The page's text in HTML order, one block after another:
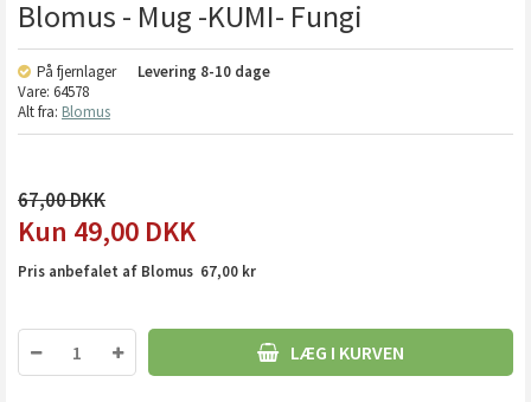
Blomus - Mug -KUMI- Fungi
På fjernlager Levering 8-10 dage
Vare: 64578
Alt fra: Blomus
67,00
49,00 DKK
Pris anbefalet af Blomus 67,00 kr
LÆG I KURVEN